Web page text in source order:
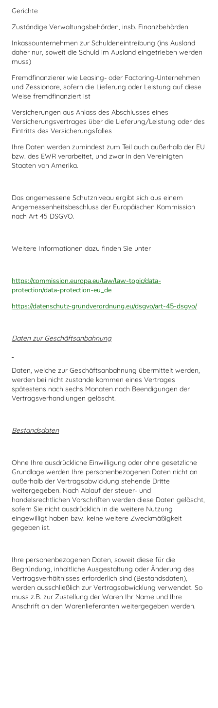
Gerichte
Zuständige Verwaltungsbehörden, insb. Finanzbehörden
Inkassounternehmen zur Schuldeneintreibung (ins Ausland
daher nur, soweit die Schuld im Ausland eingetrieben werden
muss)
Fremdfinanzierer wie Leasing- oder Factoring-Unternehmen
und Zessionare, sofern die Lieferung oder Leistung auf diese
Weise fremdfinanziert ist
Versicherungen aus Anlass des Abschlusses eines
Versicherungsvertrages über die Lieferung/Leistung oder des
Eintritts des Versicherungsfalles
Ihre Daten werden zumindest zum Teil auch außerhalb der EU
bzw. des EWR verarbeitet, und zwar in den Vereinigten
Staaten von Amerika.
Das angemessene Schutzniveau ergibt sich aus einem
Angemessenheitsbeschluss der Europäischen Kommission
nach Art 45 DSGVO.
Weitere Informationen dazu finden Sie unter
https://commission.europa.eu/law/law-topic/data-
protection/data-protection-eu_de
https://datenschutz-grundverordnung.eu/dsgvo/art-45-dsgvo/
Daten zur Geschäftsanbahnung
Daten, welche zur Geschäftsanbahnung übermittelt werden,
werden bei nicht zustande kommen eines Vertrages
spätestens nach sechs Monaten nach Beendigungen der
Vertragsverhandlungen gelöscht.
Bestandsdaten
Ohne Ihre ausdrückliche Einwilligung oder ohne gesetzliche
Grundlage werden Ihre personenbezogenen Daten nicht an
außerhalb der Vertragsabwicklung stehende Dritte
weitergegeben. Nach Ablauf der steuer- und
handelsrechtlichen Vorschriften werden diese Daten gelöscht,
sofern Sie nicht ausdrücklich in die weitere Nutzung
eingewilligt haben bzw. keine weitere Zweckmäßigkeit
gegeben ist.
Ihre personenbezogenen Daten, soweit diese für die
Begründung, inhaltliche Ausgestaltung oder Änderung des
Vertragsverhältnisses erforderlich sind (Bestandsdaten),
werden ausschließlich zur Vertragsabwicklung verwendet. So
muss z.B. zur Zustellung der Waren Ihr Name und Ihre
Anschrift an den Warenlieferanten weitergegeben werden.